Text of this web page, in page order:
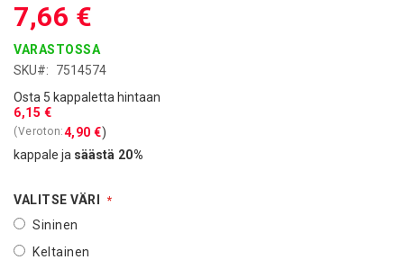
7,66 €
VARASTOSSA
SKU
7514574
Osta 5 kappaletta hintaan
6,15 €
4,90 €
kappale ja säästä 20%
VALITSE VÄRI
Sininen
Keltainen